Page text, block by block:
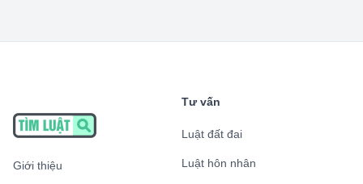
Giới thiệu
Tư vấn
Luật đất đai
Luật hôn nhân